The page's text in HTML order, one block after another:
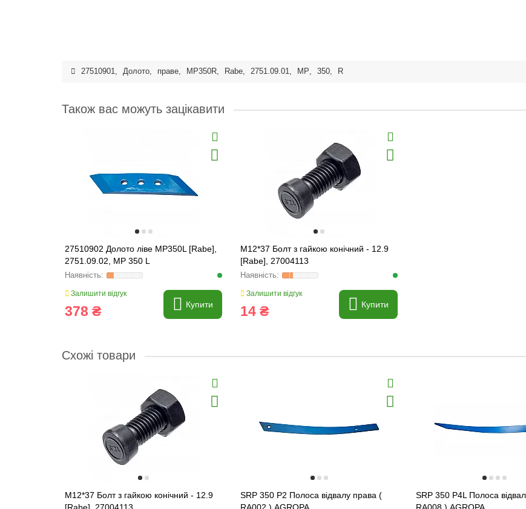
27510901, Долото, праве, MP350R, Rabe, 2751.09.01, MP, 350, R
Також вас можуть зацікавити
27510902 Долото ліве MP350L [Rabe],
2751.09.02, MP 350 L
Залишити відгук
378 ₴ Купити
M12*37 Болт з гайкою конічний - 12.9
[Rabe], 27004113
Залишити відгук
14 ₴ Купити
Схожі товари
M12*37 Болт з гайкою конічний - 12.9
SRP 350 P2 Полоса відвалу права (
SRP 350 P4L Полоса